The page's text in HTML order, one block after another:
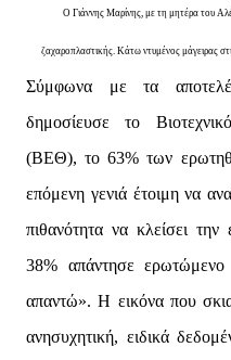
Ο Γιάννης Μαρίνης, με τη μητέρα του
ζαχαροπλαστικής. Κάτω ντυμένος μάγειρας
Σύμφωνα με τα
δημοσίευσε το
(ΒΕΘ), το 63% των
επόμενη γενιά έτοιμη να
πιθανότητα να κλείσει την
38% απάντησε
απαντώ». Η εικόνα που
ανησυχητική, ειδικά